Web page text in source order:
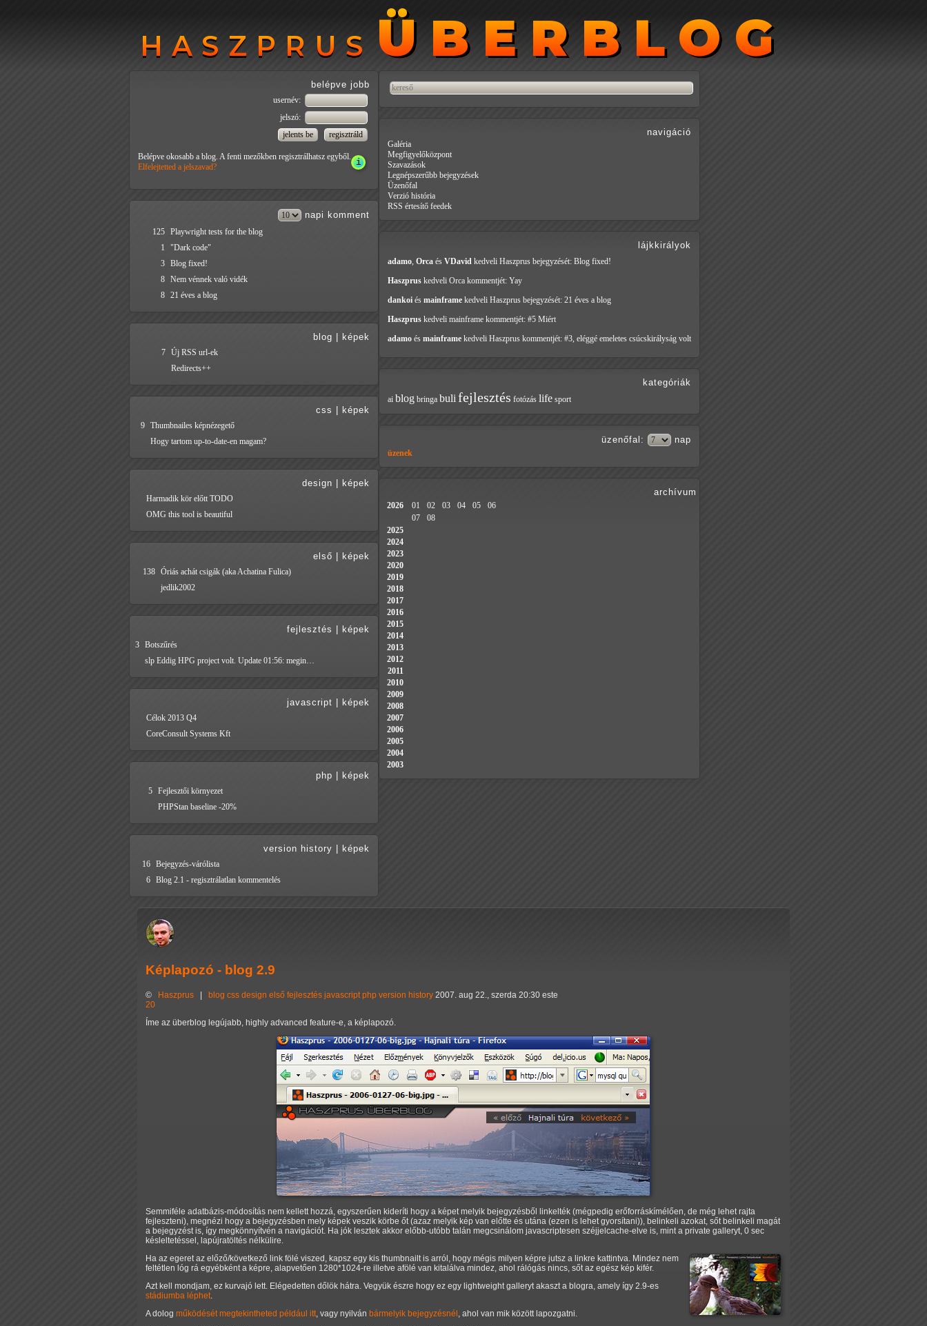
HASZPRUS ÜBERBLOG
HASZPRUS ÜBERBLOG
Képlapozó - blog 2.9
© Haszprus blog css design első fejlesztés javascript php version history 2007. aug 22., szerda 20:30 este
20
Íme az überblog legújabb, highly advanced feature-e, a képlapozó.
Semmiféle adatbázis-módosítás nem kellett hozzá, egyszerűen kideríti hogy a képet melyik bejegyzésből linkelték (mégpedig erőforráskímélően, de még lehet rajta
fejleszteni), megnézi hogy a bejegyzésben mely képek veszik körbe őt (azaz melyik kép van előtte és utána (ezen is lehet gyorsítani)), belinkeli azokat, sőt belinkeli magát
a bejegyzést is, így megkönnyítvén a navigációt. Ha jók lesztek akkor előbb-utóbb talán megcsinálom javascriptesen széjjelcache-elve is, mint a private galleryt, 0 sec
késleltetéssel, lapújratöltés nélkülire.
Ha az egeret az előző/következő link fölé viszed, kapsz egy kis thumbnailt is arról, hogy mégis milyen képre jutsz a linkre kattintva. Mindez nem
feltétlen lóg rá egyébként a képre, alapvetően 1280*1024-re illetve afölé van kitalálva mindez, ahol rálógás nincs, sőt az egész kép kifér.
Azt kell mondjam, ez kurvajó lett. Elégedetten dőlök hátra. Vegyük észre hogy ez egy lightweight galleryt akaszt a blogra, amely így 2.9-es
stádiumba léphet.
A dolog működését megtekintheted például itt, vagy nyilván bármelyik bejegyzésnél , ahol van mik között lapozgatni.
belépve jobb
usernév:
jelszó:
Belépve okosabb a blog. A fenti mezőkben regisztrálhatsz egyből.
Elfelejtetted a jelszavad?
napi komment
125 Playwright tests for the blog
1
"Dark code"
3 Blog fixed!
8 Nem vénnek való vidék
8 21 éves a blog
blog képek
7 Új RSS url-ek
Redirects++
css képek
9 Thumbnailes képnézegető
Hogy tartom up-to-date-en magam?
design képek
Harmadik kör előtt TODO
OMG this tool is beautiful
első képek
138 Óriás achát csigák (aka Achatina Fulica)
jedlik2002
fejlesztés képek
3 Botszűrés
slp Eddig HPG project volt. Update 01:56: megin…
javascript képek
Célok 2013 Q4
CoreConsult Systems Kft
php képek
5 Fejlesztői környezet
PHPStan baseline -20%
version history képek
16 Bejegyzés-várólista
6 Blog 2.1 - regisztrálatlan kommentelés
navigáció
Galéria
Megfigyelőközpont
Szavazások
Legnépszerűbb bejegyzések
Üzenőfal
Verzió história
RSS értesítő feedek
lájkkirályok
adamo, Orca és VDavid kedveli Haszprus bejegyzését: Blog fixed!
Haszprus kedveli Orca kommentjét: Yay
dankoi és mainframe kedveli Haszprus bejegyzését: 21 éves a blog
Haszprus kedveli mainframe kommentjét: #5 Miért
adamo és mainframe kedveli Haszprus kommentjét: #3, eléggé emeletes csúcskirályság volt
kategóriák
ai blog bringa buli fejlesztés fotózás life sport
üzenőfal : nap
üzenek
archívum
2026 01 02 03 04 05
06
07
08
2025
2024
2023
2020
2019
2018
2017
2016
2015
2014
2013
2012
2011
2010
2009
2008
2007
2006
2005
2004
2003